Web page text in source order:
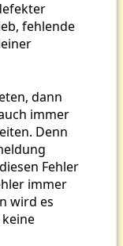
fehlende
dann
immer
Denn
Fehler
immer
wird es